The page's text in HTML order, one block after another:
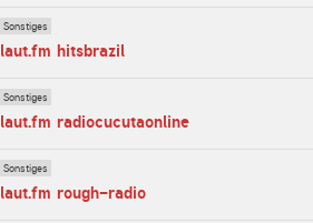
Sonstiges
laut.fm hitsbrazil
Sonstiges
laut.fm radiocucutaonline
Sonstiges
laut.fm rough-radio